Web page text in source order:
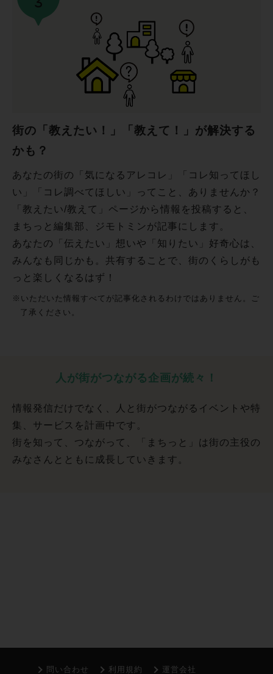
街の「教えたい！」「教えて！」が解決する
かも？
あなたの街の「気になるアレコレ」「コレ知ってほし
い」「コレ調べてほしい」ってこと、ありませんか？
「教えたい/教えて」ページから情報を投稿すると、
まちっと編集部、ジモトミンが記事にします。
あなたの「伝えたい」想いや「知りたい」好奇心は、
みんなも同じかも。共有することで、街のくらしがも
っと楽しくなるはず！
※いただいた情報すべてが記事化されるわけではありません。ご
了承ください。
人が街がつながる企画が続々！
情報発信だけでなく、人と街がつながるイベントや特
集、サービスを計画中です。
街を知って、つながって、「まちっと」は街の主役の
みなさんとともに成長していきます。
問い合わせ 利用規約 運営会社